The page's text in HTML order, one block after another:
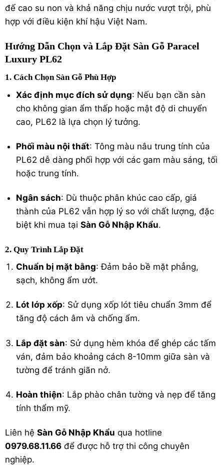
đế cao su non và khả năng chịu nước vượt trội, phù
hợp với điều kiện khí hậu Việt Nam.
Hướng Dẫn Chọn và Lắp Đặt Sàn Gỗ Paracel
Luxury PL62
1. Cách Chọn Sàn Gỗ Phù Hợp
Xác định mục đích sử dụng: Nếu bạn cần sàn
cho không gian ẩm thấp hoặc mật độ di chuyển
cao, PL62 là lựa chọn lý tưởng.
Phối màu nội thất: Tông màu nâu trung tính của
PL62 dễ dàng phối hợp với các gam màu sáng, tối
hoặc trung tính.
Ngân sách: Dù thuộc phân khúc cao cấp, giá
thành của PL62 vẫn hợp lý so với chất lượng, đặc
biệt khi mua tạiSàn Gỗ Nhập Khẩu.
2. Quy Trình Lắp Đặt
Chuẩn bị mặt bằng: Đảm bảo bề mặt phẳng,
sạch, không ẩm ướt.
Lót lớp xốp: Sử dụng xốp lót tiêu chuẩn 3mm để
tăng độ cách âm và chống ẩm.
Lắp đặt sàn: Sử dụng hèm khóa để ghép các tấm
ván, đảm bảo khoảng cách 8-10mm giữa sàn và
tường để tránh giãn nở.
Hoàn thiện: Lắp phào chân tường và nẹp để tăng
tính thẩm mỹ.
Liên hệ Sàn Gỗ Nhập Khẩu qua hotline
0979.68.11.66 để được hỗ trợ thi công chuyên
nghiệp.